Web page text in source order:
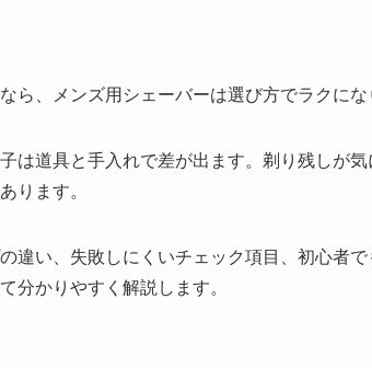
ら、メンズ用シェーバーは選び方でラクにな
は道具と手入れで差が出ます。剃り残しが
ります。
違い、失敗しにくいチェック項目、初心者
分かりやすく解説します。